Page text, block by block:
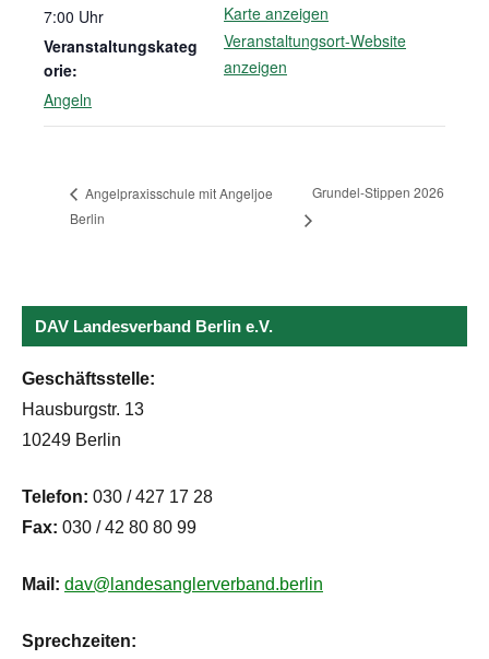
7:00 Uhr
Veranstaltungskateg
orie:
Angeln
Karte anzeigen
Veranstaltungsort-Website
anzeigen
Angelpraxisschule mit Angeljoe
Berlin
Grundel-Stippen 2026
DAV Landesverband Berlin e.V.
Geschäftsstelle:
Hausburgstr. 13
10249 Berlin
Telefon: 030 / 427 17 28
Fax: 030 / 42 80 80 99
Mail: dav@landesanglerverband.berlin
Sprechzeiten: